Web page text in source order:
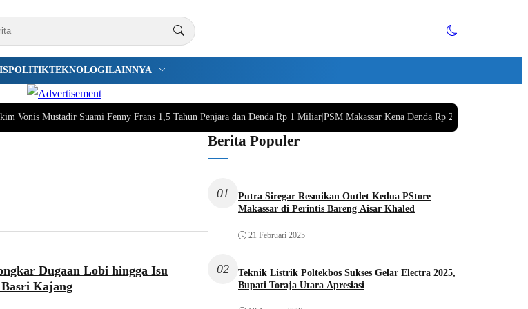
POLITIKTEKNOLOGILAINNYA
Vonis Mustadir Suami Fenny Frans 1,5 Tahun Penjara dan Denda Rp 1 Miliar| PSM Makassar Kena Denda Rp 220 Juta Buntut
Dugaan Lobi hingga Isu
Kajang
Berita Populer
01
Putra Siregar Resmikan Outlet Kedua PStore
Makassar di Perintis Bareng Aisar Khaled
21 Februari 2025
02
Teknik Listrik Poltekbos Sukses Gelar Electra 2025,
Bupati Toraja Utara Apresiasi